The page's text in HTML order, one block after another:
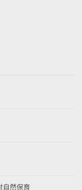
自然保育